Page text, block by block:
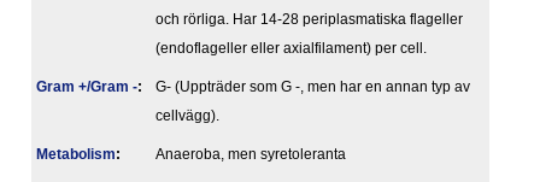
och rörliga. Har 14-28 periplasmatiska flageller
(endoflageller eller axialfilament) per cell.
Gram +/Gram -:
G- (Uppträder som G -, men har en annan typ av
cellvägg).
Metabolism: Anaeroba, men syretoleranta